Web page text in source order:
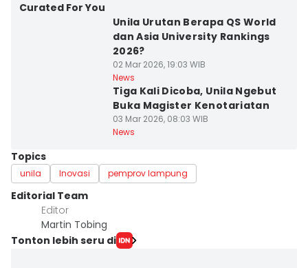
Curated For You
Unila Urutan Berapa QS World
dan Asia University Rankings
2026?
02 Mar 2026, 19:03 WIB
News
Tiga Kali Dicoba, Unila Ngebut
Buka Magister Kenotariatan
03 Mar 2026, 08:03 WIB
News
Topics
unila Inovasi pemprov lampung
Editorial Team
Editor
Martin Tobing
Tonton lebih seru di